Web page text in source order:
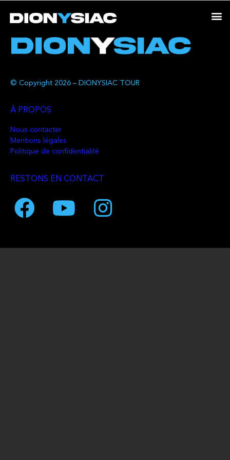
© Copyright 2026 – DIONYSIAC TOUR
À PROPOS
Nous contacter
Mentions légales
Politique de confidentialité
RESTONS EN CONTACT